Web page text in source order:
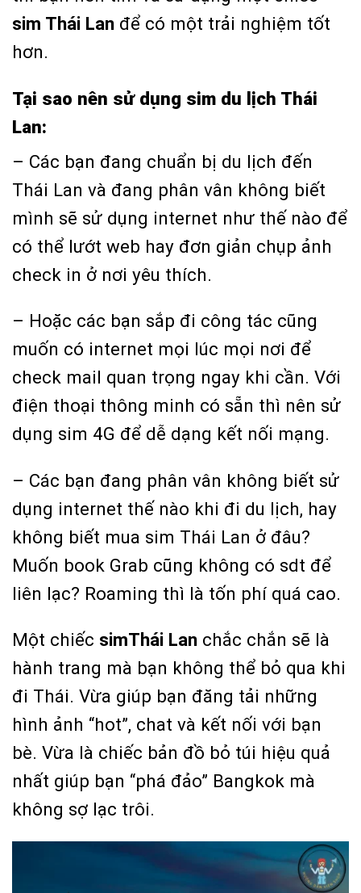
sim Thái Lan để có một trải nghiệm tốt
hơn.
Tại sao nên sử dụng sim du lịch Thái
Lan:
– Các bạn đang chuẩn bị du lịch đến
Thái Lan và đang phân vân không biết
mình sẽ sử dụng internet như thế nào để
có thể lướt web hay đơn giản chụp ảnh
check in ở nơi yêu thích.
– Hoặc các bạn sắp đi công tác cũng
muốn có internet mọi lúc mọi nơi để
check mail quan trọng ngay khi cần. Với
điện thoại thông minh có sẵn thì nên sử
dụng sim 4G để dễ dạng kết nối mạng.
– Các bạn đang phân vân không biết sử
dụng internet thế nào khi đi du lịch, hay
không biết mua sim Thái Lan ở đâu?
Muốn book Grab cũng không có sdt để
liên lạc? Roaming thì là tốn phí quá cao.
Một chiếc simThái Lan chắc chắn sẽ là
hành trang mà bạn không thể bỏ qua khi
đi Thái. Vừa giúp bạn đăng tải những
hình ảnh “hot”, chat và kết nối với bạn
bè. Vừa là chiếc bản đồ bỏ túi hiệu quả
nhất giúp bạn “phá đảo” Bangkok mà
không sợ lạc trôi.